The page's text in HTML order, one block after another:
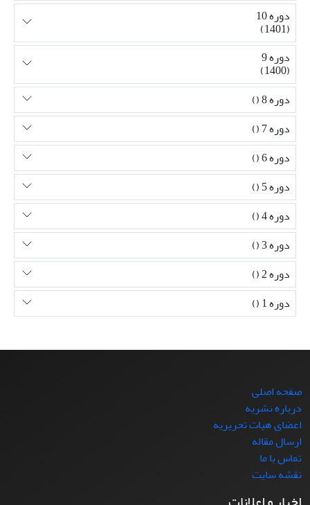
دوره 10
(1401)
دوره 9
(1400)
دوره 8 ()
دوره 7 ()
دوره 6 ()
دوره 5 ()
دوره 4 ()
دوره 3 ()
دوره 2 ()
دوره 1 ()
صفحه اصلی
درباره نشریه
اعضای هیات تحریریه
ارسال مقاله
تماس با ما
نقشه سایت